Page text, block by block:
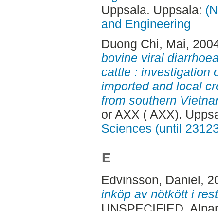
Uppsala. Uppsala:
and Engineering
Duong Chi, Mai,
bovine viral
cattle : investigation
imported and local
from southern
or AXX ( AXX).
Sciences (until
E
Edvinsson, Daniel,
inköp av nötkött i